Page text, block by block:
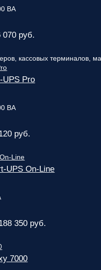
ВА
070 руб.
кассовых терминалов,
UPS Pro
ВА
руб.
UPS On-Line
350 руб.
7000